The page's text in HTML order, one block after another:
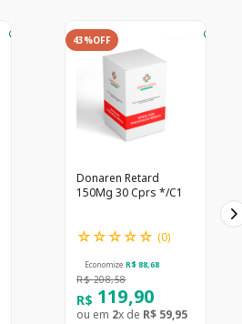
43%OFF
Donaren Retard
150Mg 30 Cprs */C1
☆☆☆☆☆ (0)
Economize R$ 88,68
R$ 208,58
R$ 119,90
ou em 2x de R$ 59,95